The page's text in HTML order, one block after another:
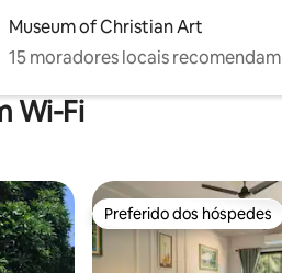
Museum of Christian Art
15 moradores locais recomendam
Wi-Fi
hóspedes Preferido dos hóspedes
Preferido dos hóspedes